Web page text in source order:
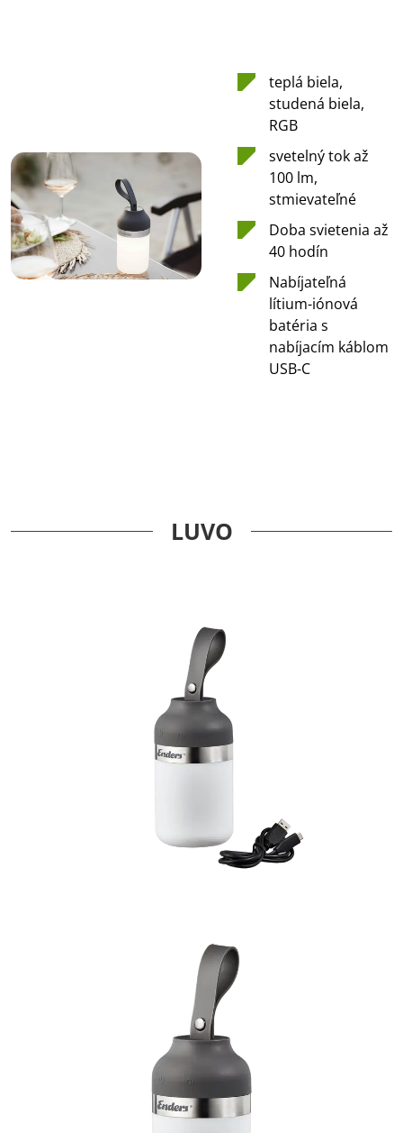
teplá biela,
studená biela,
RGB
svetelný tok až
100 lm,
stmievateľné
Doba svietenia až
40 hodín
Nabíjateľná
lítium-iónová
batéria s
nabíjacím káblom
USB-C
LUVO